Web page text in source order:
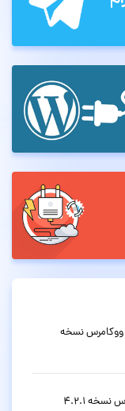
قالب فروشگاهی چندمنظوره وودمارت WoodMart ووکامرس نسخه